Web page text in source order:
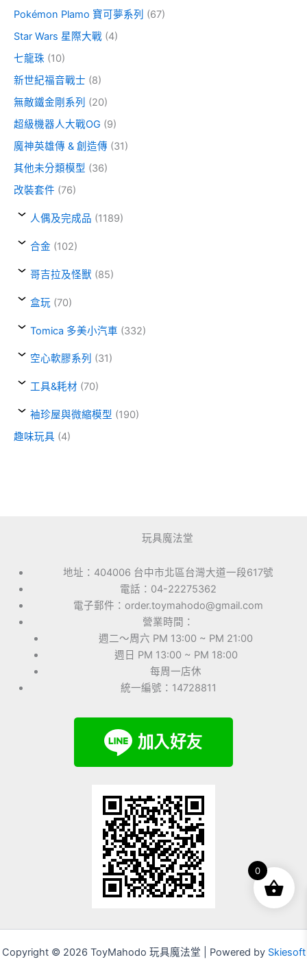
Pokémon Plamo 寶可夢系列 (67)
Star Wars 星際大戰 (4)
七龍珠 (10)
新世紀福音戰士 (8)
無敵鐵金剛系列 (20)
超級機器人大戰OG (9)
魔神英雄傳 & 創造傳 (31)
其他未分類模型 (36)
改裝套件 (76)
人偶及完成品 (1189)
合金 (102)
哥吉拉及怪獸 (85)
盒玩 (70)
Tomica 多美小汽車 (332)
空心軟膠系列 (31)
工具&耗材 (70)
袖珍屋與微縮模型 (190)
趣味玩具 (4)
玩具魔法堂
地址：404006 台中市北區台灣大道一段617號
電話：04-22275362
電子郵件：order.toymahodo@gmail.com
營業時間：
週二～周六 PM 13:00 ~ PM 21:00
週日 PM 13:00 ~ PM 18:00
每周一店休
統一編號：14728811
Copyright © 2026 ToyMahodo 玩具魔法堂 | Powered by Skiesoft
0